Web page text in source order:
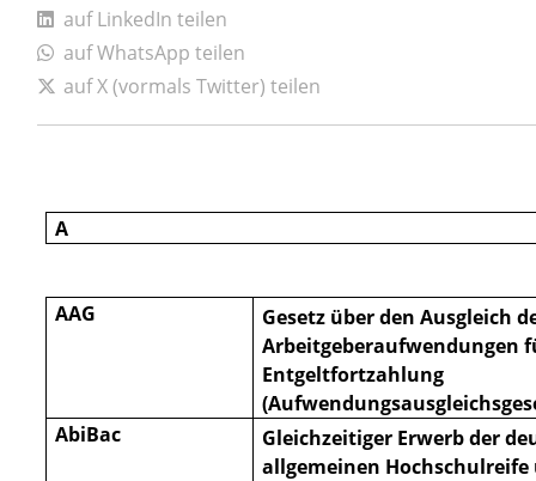
auf LinkedIn teilen
auf WhatsApp teilen
auf X (vormals Twitter) teilen
A
AAG
Gesetz über den Ausgleich
Arbeitgeberaufwendungen
Entgeltfortzahlung
AbiBac
Gleichzeitiger Erwerb der
allgemeinen Hochschulreife